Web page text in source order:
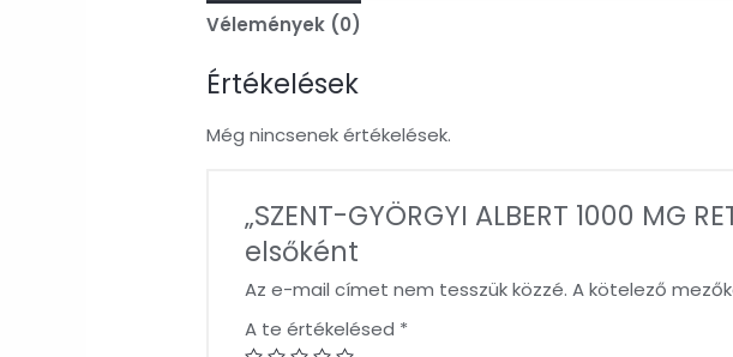
Vélemények (0)
Értékelések
Még nincsenek értékelések.
„SZENT-GYÖRGYI ALBERT 1000 MG
elsőként
Az e-mail címet nem tesszük közzé. A kötelező
A te értékelésed *